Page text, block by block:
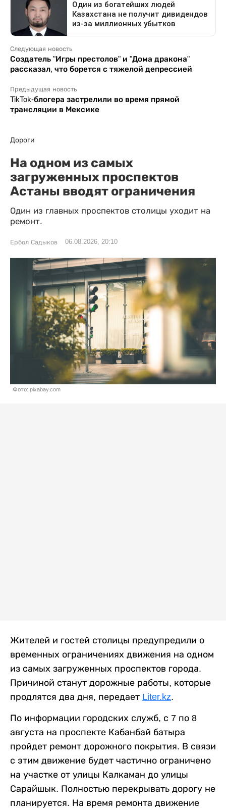
Следующая новость
Создатель "Игры престолов" и "Дома дракона"
рассказал, что борется с тяжелой депрессией
Предыдущая новость
TikTok-блогера застрелили во время прямой
трансляции в Мексике
Дороги
На одном из самых
загруженных проспектов
Астаны вводят ограничения
Один из главных проспектов столицы уходит на
ремонт.
Ербол Садыков 06.08.2026, 20:10
Фото: pixabay.com
Жителей и гостей столицы предупредили о
временных ограничениях движения на одном
из самых загруженных проспектов города.
Причиной станут дорожные работы, которые
продлятся два дня, передает Liter.kz.
По информации городских служб, с 7 по 8
августа на проспекте Кабанбай батыра
пройдет ремонт дорожного покрытия. В связи
с этим движение будет частично ограничено
на участке от улицы Калкаман до улицы
Сарайшык. Полностью перекрывать дорогу не
планируется. На время ремонта движение